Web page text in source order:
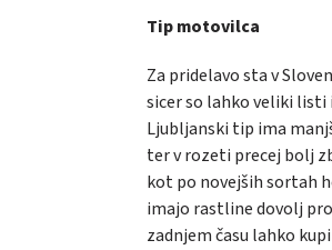
Tip motovilca
Za pridelavo sta v
sicer so lahko veliki
Ljubljanski tip ima
ter v rozeti precej bolj
kot po novejših sortah
imajo rastline dovolj
zadnjem času lahko